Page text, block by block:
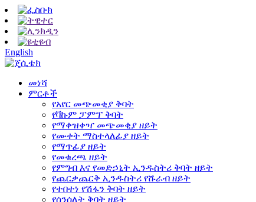
English
መነሻ
ምርቶች
የአየር መጭመቂያ ቅባት
የቫኩም ፓምፕ ቅባት
የማቀዝቀዣ መጭመቂያ ዘይት
የሙቀት ማስተላለፊያ ዘይት
የማጥፊያ ዘይት
የመቁረጫ ዘይት
የምግብ እና የመድኃኒት ኢንዱስትሪ ቅባት ዘይት
የጨርቃጨርቅ ኢንዱስትሪ የሹራብ ዘይት
የተበተነ የሽፋን ቅባት ዘይት
የሰንሰለት ቅባት ዘይት